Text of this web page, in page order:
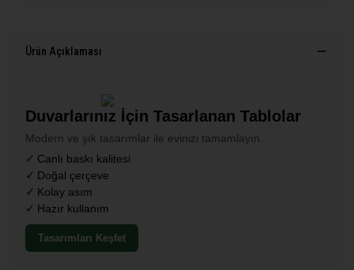
Ürün Açıklaması
Duvarlarınız İçin Tasarlanan Tablolar
Modern ve şık tasarımlar ile evinizi tamamlayın.
Canlı baskı kalitesi
Doğal çerçeve
Kolay asım
Hazır kullanım
Tasarımları Keşfet